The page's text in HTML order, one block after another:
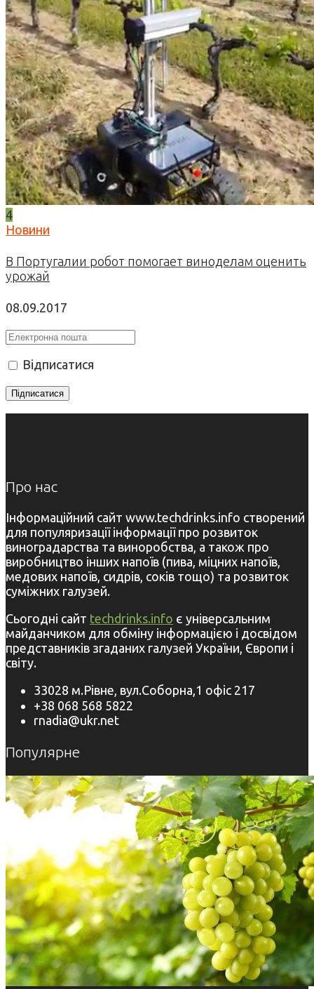
4
Новини
В Португалии робот помогает виноделам оценить
урожай
08.09.2017
Відписатися
Про нас
Інформаційний сайт www.techdrinks.info створений
для популяризації інформації про розвиток
виноградарства та виноробства, а також про
виробництво інших напоїв (пива, міцних напоїв,
медових напоїв, сидрів, соків тощо) та розвиток
суміжних галузей.
Сьогодні сайт techdrinks.info є універсальним
майданчиком для обміну інформацією і досвідом
представників згаданих галузей України, Європи і
світу.
33028 м.Рівне, вул.Соборна,1 офіс 217
+38 068 568 5822
rnadia@ukr.net
Популярне